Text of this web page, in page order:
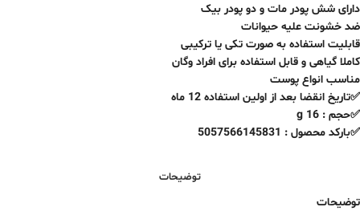
دارای شش پودر مات و دو پودر بیک
ضد خشونت علیه حیوانات
قابلیت استفاده به صورت تکی یا ترکیبی
کاملا گیاهی و قابل استفاده برای افراد وگان
مناسب انواع پوست
✅تاریخ انقضا بعد از اولین استفاده 12 ماه
✅حجم : 16 g
✅بارکد محصول : 5057566145831
توضیحات
توضیحات